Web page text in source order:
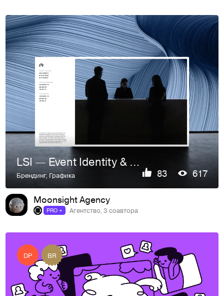
LSI — Event Identity & 3D Design
Брендинг, Графика 83 617
Moonsight Agency
PRO + Агентство, 3 соавтора
DP BR